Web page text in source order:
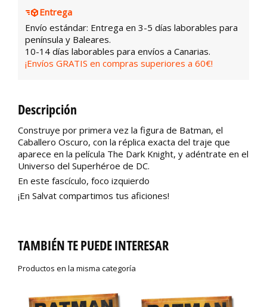
Entrega
Envío estándar: Entrega en 3-5 días laborables para
península y Baleares.
10-14 días laborables para envíos a Canarias.
¡Envíos GRATIS en compras superiores a 60€!
Descripción
Construye por primera vez la figura de Batman, el
Caballero Oscuro, con la réplica exacta del traje que
aparece en la película The Dark Knight, y adéntrate en el
Universo del Superhéroe de DC.
En este fascículo, foco izquierdo
¡En Salvat compartimos tus aficiones!
TAMBIÉN TE PUEDE INTERESAR
Productos en la misma categoría